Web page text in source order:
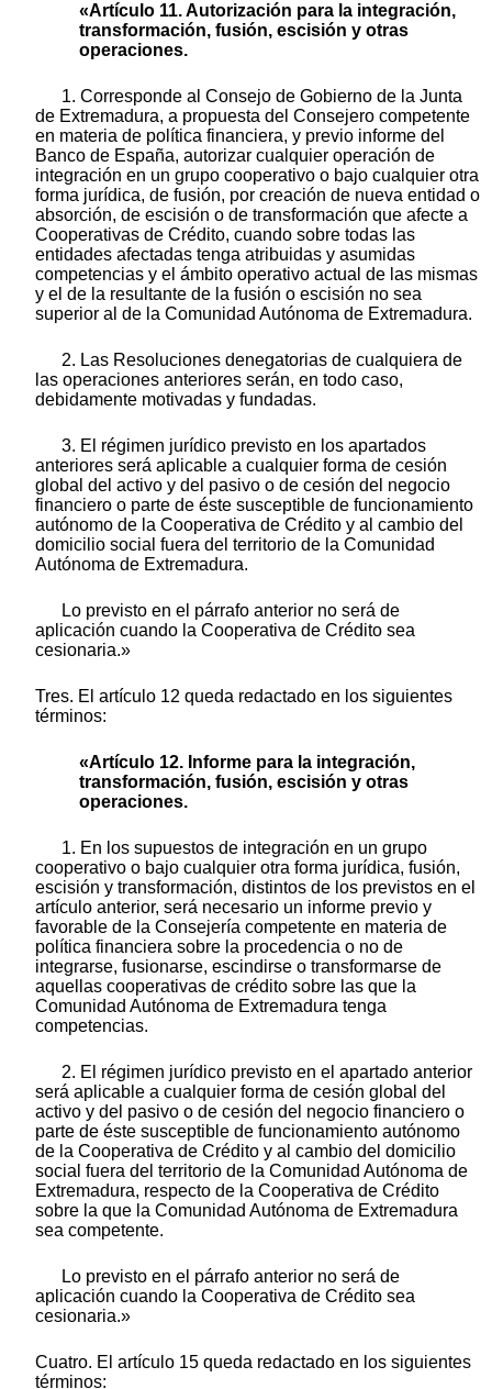
«Artículo 11. Autorización para la integración,
transformación, fusión, escisión y otras
operaciones.
1. Corresponde al Consejo de Gobierno de la Junta
de Extremadura, a propuesta del Consejero competente
en materia de política financiera, y previo informe del
Banco de España, autorizar cualquier operación de
integración en un grupo cooperativo o bajo cualquier otra
forma jurídica, de fusión, por creación de nueva entidad o
absorción, de escisión o de transformación que afecte a
Cooperativas de Crédito, cuando sobre todas las
entidades afectadas tenga atribuidas y asumidas
competencias y el ámbito operativo actual de las mismas
y el de la resultante de la fusión o escisión no sea
superior al de la Comunidad Autónoma de Extremadura.
2. Las Resoluciones denegatorias de cualquiera de
las operaciones anteriores serán, en todo caso,
debidamente motivadas y fundadas.
3. El régimen jurídico previsto en los apartados
anteriores será aplicable a cualquier forma de cesión
global del activo y del pasivo o de cesión del negocio
financiero o parte de éste susceptible de funcionamiento
autónomo de la Cooperativa de Crédito y al cambio del
domicilio social fuera del territorio de la Comunidad
Autónoma de Extremadura.
Lo previsto en el párrafo anterior no será de
aplicación cuando la Cooperativa de Crédito sea
cesionaria.»
Tres. El artículo 12 queda redactado en los siguientes
términos:
«Artículo 12. Informe para la integración,
transformación, fusión, escisión y otras
operaciones.
1. En los supuestos de integración en un grupo
cooperativo o bajo cualquier otra forma jurídica, fusión,
escisión y transformación, distintos de los previstos en el
artículo anterior, será necesario un informe previo y
favorable de la Consejería competente en materia de
política financiera sobre la procedencia o no de
integrarse, fusionarse, escindirse o transformarse de
aquellas cooperativas de crédito sobre las que la
Comunidad Autónoma de Extremadura tenga
competencias.
2. El régimen jurídico previsto en el apartado anterior
será aplicable a cualquier forma de cesión global del
activo y del pasivo o de cesión del negocio financiero o
parte de éste susceptible de funcionamiento autónomo
de la Cooperativa de Crédito y al cambio del domicilio
social fuera del territorio de la Comunidad Autónoma de
Extremadura, respecto de la Cooperativa de Crédito
sobre la que la Comunidad Autónoma de Extremadura
sea competente.
Lo previsto en el párrafo anterior no será de
aplicación cuando la Cooperativa de Crédito sea
cesionaria.»
Cuatro. El artículo 15 queda redactado en los siguientes
términos: